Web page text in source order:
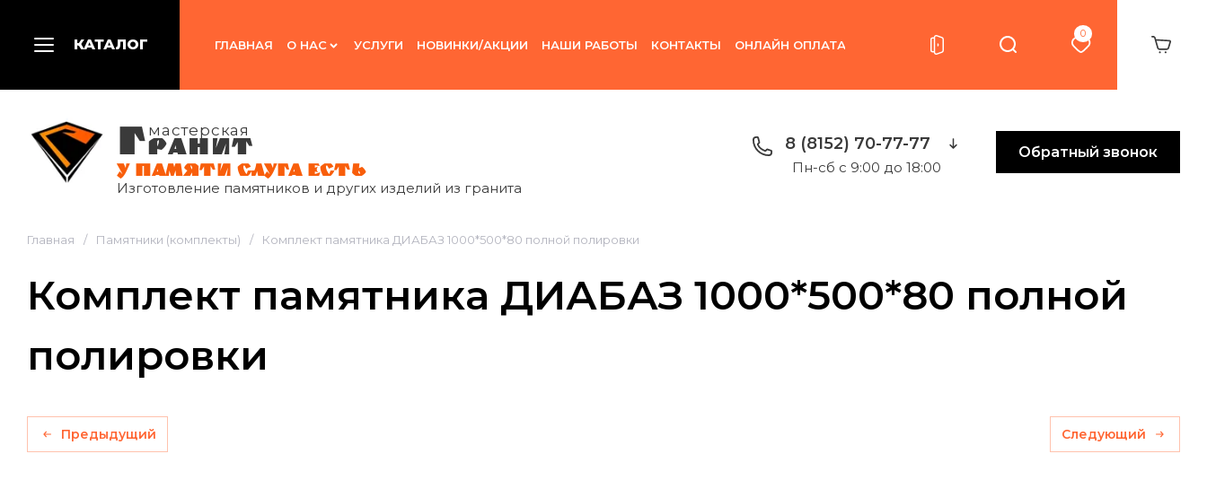
КАТАЛОГ ГЛАВНАЯ О НАС УСЛУГИ НОВИНКИ/АКЦИИ НАШИ РАБОТЫ КОНТАКТЫ ОНЛАЙН ОПЛАТА
0
мастерская
ГРАНИТ
У ПАМЯТИ СЛУГА ЕСТЬ
Изготовление памятников и других изделий из гранита
8 (8152) 70-77-77
Пн-сб с 9:00 до 18:00
Обратный звонок
Главная / Памятники (комплекты) / Комплект памятника ДИАБАЗ 1000*500*80 полной полировки
Комплект памятника ДИАБАЗ 1000*500*80 полной
полировки
Предыдущий Следующий